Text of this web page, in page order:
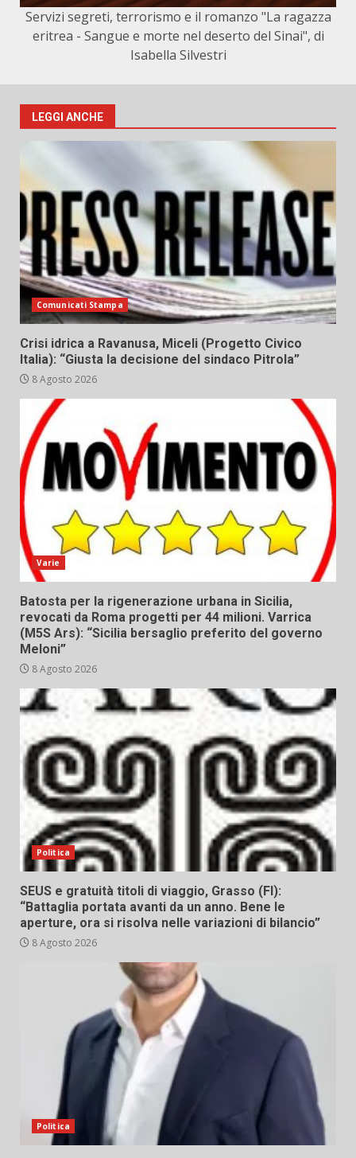
Servizi segreti, terrorismo e il romanzo "La ragazza
eritrea - Sangue e morte nel deserto del Sinai", di
Isabella Silvestri
LEGGI ANCHE
Comunicati Stampa
Crisi idrica a Ravanusa, Miceli (Progetto Civico
Italia): “Giusta la decisione del sindaco Pitrola”
8 Agosto 2026
Varie
Batosta per la rigenerazione urbana in Sicilia,
revocati da Roma progetti per 44 milioni. Varrica
(M5S Ars): “Sicilia bersaglio preferito del governo
Meloni”
8 Agosto 2026
Politica
SEUS e gratuità titoli di viaggio, Grasso (FI):
“Battaglia portata avanti da un anno. Bene le
aperture, ora si risolva nelle variazioni di bilancio”
8 Agosto 2026
Politica